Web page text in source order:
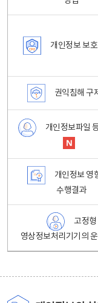
개인정보 보
권익침해 구
개인정보파일
개인정보 영
수행결과
고정형
영상정보처리기기의 운